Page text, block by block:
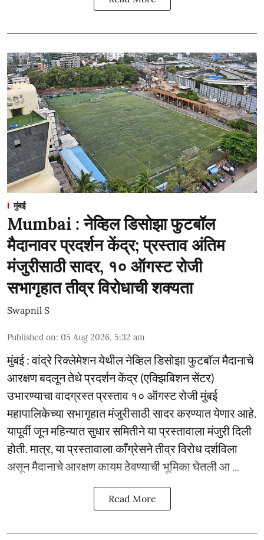
मुंबई
Mumbai : नेव्हिल डिसोझा फुटबॉल
मैदानावर प्रदर्शन केंद्र; प्रस्ताव अंतिम
मंजुरीसाठी सादर, १० ऑगस्ट रोजी
सभागृहात तीव्र विरोधाची शक्यता
Swapnil S
Published on: 05 Aug 2026, 5:32 am
मुंबई : वांद्रे रिक्लेमेशन येथील नेव्हिल डिसोझा फुटबॉल मैदानाचे
आरक्षण बदलून तेथे प्रदर्शन केंद्र (एक्झिबिशन सेंटर)
उभारण्याचा वादग्रस्त प्रस्ताव १० ऑगस्ट रोजी मुंबई
महापालिकेच्या सभागृहात मंजुरीसाठी सादर करण्यात येणार आहे.
यापूर्वी जून महिन्यात सुधार समितीने या प्रस्तावाला मंजुरी दिली
होती. मात्र, या प्रस्तावाला काँग्रेसने तीव्र विरोध दर्शविला
असून मैदानाचे आरक्षण कायम ठेवण्याची भूमिका घेतली आ ...
Read More